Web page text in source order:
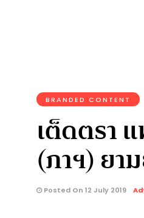
BRANDED CONTENT
เต็ดตรา
(ภาฯ) ยา
Posted On 12 July 2019